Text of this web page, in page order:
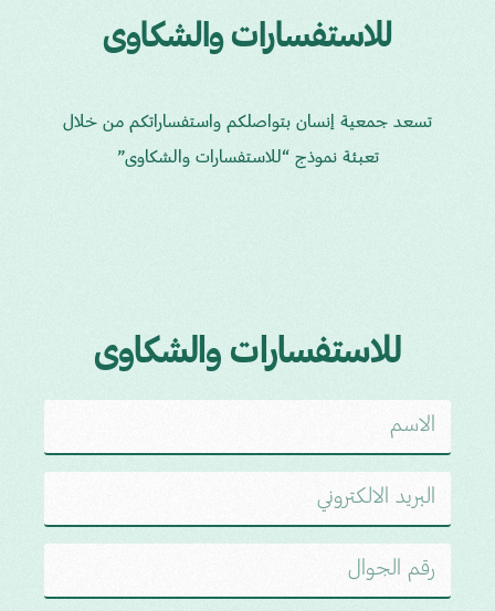
للاستفسارات والشكاوى
تسعد جمعية إنسان بتواصلكم واستفساراتكم من خلال
تعبئة نموذج “للاستفسارات والشكاوى”
للاستفسارات والشكاوى